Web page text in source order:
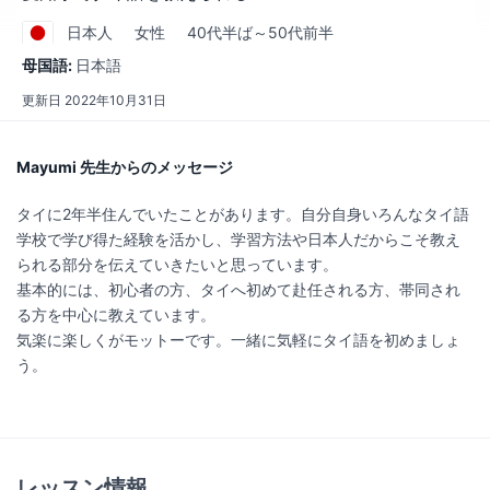
日本 人 女性
40代半ば～50代前半
母国語: 日本語
更新日 2022年10月31日
Mayumi 先生からのメッセージ
タイに2年半住んでいたことがあります。自分自身いろんなタイ語
学校で学び得た経験を活かし、学習方法や日本人だからこそ教え
られる部分を伝えていきたいと思っています。
基本的には、初心者の方、タイへ初めて赴任される方、帯同され
る方を中心に教えています。
気楽に楽しくがモットーです。一緒に気軽にタイ語を初めましょ
う。